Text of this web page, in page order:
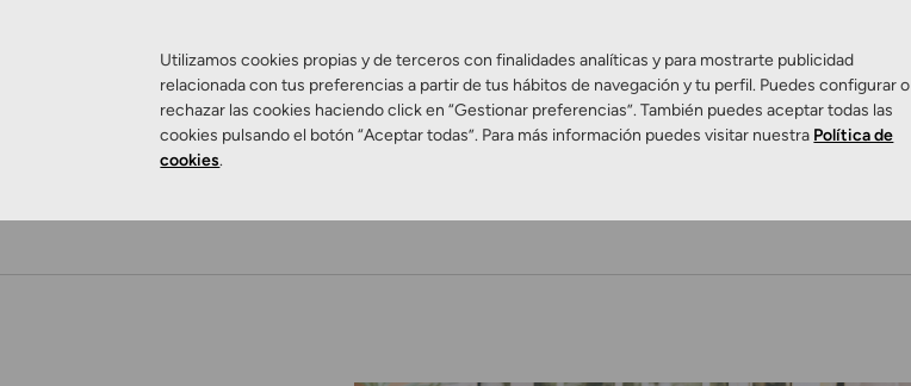
Utilizamos cookies propias y de terceros con finalidades analíticas y para mostrarte publicidad
relacionada con tus preferencias a partir de tus hábitos de navegación y tu perfil. Puedes configurar o
rechazar las cookies haciendo click en “Gestionar preferencias”. También puedes aceptar todas las
cookies pulsando el botón “Aceptar todas”. Para más información puedes visitar nuestra Política de
cookies.